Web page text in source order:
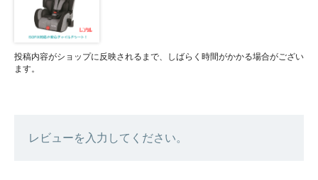
投稿内容がショップに反映されるまで、しばらく時間がかかる場合がござい
ます。
レビューを入力してください。